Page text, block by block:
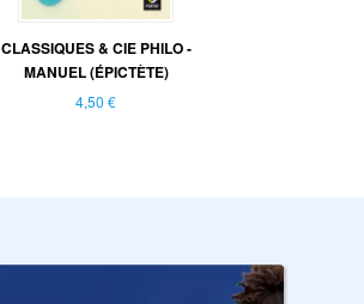
CLASSIQUES & CIE PHILO -
MANUEL (ÉPICTÈTE)
4,50 €